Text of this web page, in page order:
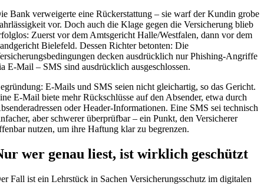
Bank verweigerte eine Rückerstattung – sie warf der Kundin grobe
vor. Doch auch die Klage gegen die Versicherung blieb
Zuerst vor dem Amtsgericht Halle/Westfalen, dann vor dem
Bielefeld. Dessen Richter betonten: Die
decken ausdrücklich nur Phishing-Angriffe
E-Mail – SMS sind ausdrücklich ausgeschlossen.
E-Mails und SMS seien nicht gleichartig, so das Gericht.
E-Mail biete mehr Rückschlüsse auf den Absender, etwa durch
oder Header-Informationen. Eine SMS sei technisch
aber schwerer überprüfbar – ein Punkt, den Versicherer
nutzen, um ihre Haftung klar zu begrenzen.
wer genau liest, ist wirklich geschützt
Fall ist ein Lehrstück in Sachen Versicherungsschutz im digitalen